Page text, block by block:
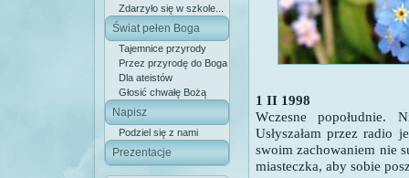
Zdarzyło się w szkole...
Świat pełen Boga
Tajemnice przyrody
Przez przyrodę do Boga
Dla ateistów
Głosić chwałę Bożą
Napisz
Podziel się z nami
Prezentacje
1 II 1998
Wczesne popołudnie.
Usłyszałam przez radio
swoim zachowaniem nie
miasteczka, aby sobie